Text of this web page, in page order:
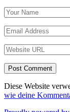
Post Comment
Diese Website
wie deine